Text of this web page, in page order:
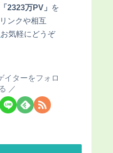
「2323万PV」 を
ンクや相互
お気軽にどうぞ
イターをフォロ